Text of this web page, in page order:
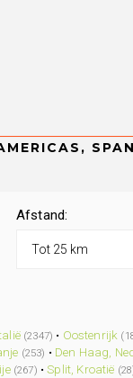
Afstand:
(2347) • Oostenrijk
(253) • Den Haag,
(267) •Split, Kroatië